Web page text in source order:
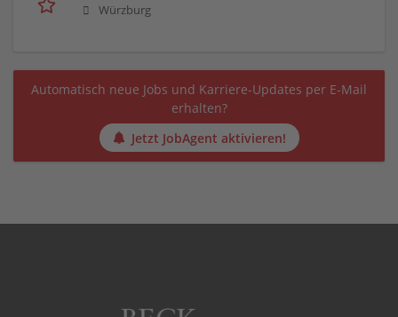
Würzburg
Automatisch neue Jobs und Karriere-Updates per E-Mail
erhalten?
Jetzt JobAgent aktivieren!